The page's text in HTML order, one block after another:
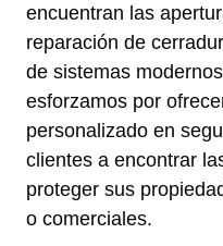
encuentran las
reparación de
de sistemas
esforzamos por
personalizado en
clientes a encontrar
proteger sus
o comerciales.